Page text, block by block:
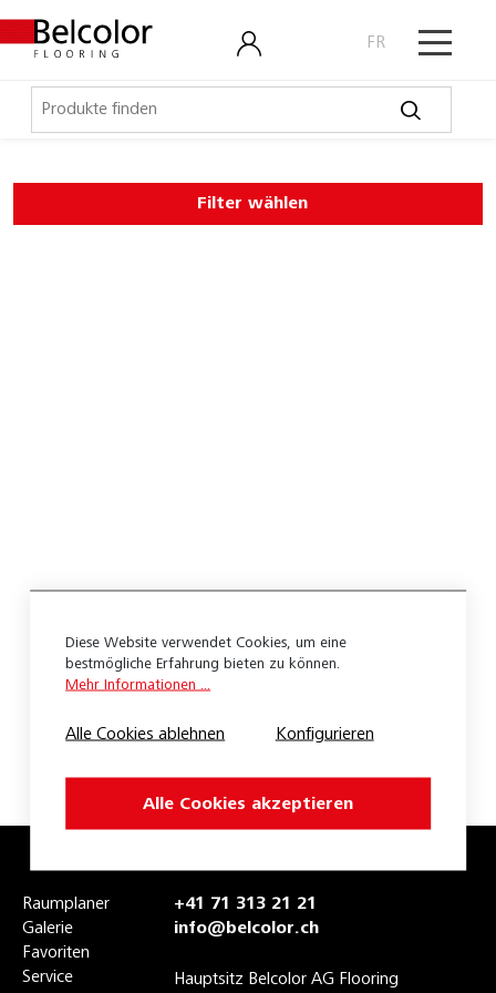
FR
Filter wählen
Raumplaner
Galerie
Favoriten
Service
+41 71 313 21 21
info@belcolor.ch
Hauptsitz Belcolor AG Flooring
Elastische Beläge
Belco Ambiente Sound Pure
Belco Design Nature HDF
Belco Design Nature XL HDF
Belco-Ambiente Sound Pure
Belco-Fashion 23
Belco-Safety Commercial 23
Bloc Pur
Cocoa 2.5
Diese Website verwendet Cookies, um eine
bestmögliche Erfahrung bieten zu können.
Mehr Informationen ...
Alle Cookies ablehnen Konfigurieren
Alle Cookies akzeptieren